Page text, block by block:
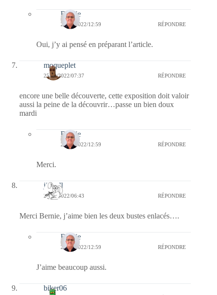
Bernie
25/10/2022/12:59 RÉPONDRE
Oui, j’y ai pensé en préparant l’article.
moqueplet
25/10/2022/07:37 RÉPONDRE
encore une belle découverte, cette exposition doit valoir
aussi la peine de la découvrir…passe un bien doux
mardi
Bernie
25/10/2022/12:59 RÉPONDRE
Merci.
jill bill
25/10/2022/06:43 RÉPONDRE
Merci Bernie, j’aime bien les deux bustes enlacés….
Bernie
25/10/2022/12:59 RÉPONDRE
J’aime beaucoup aussi.
biker06